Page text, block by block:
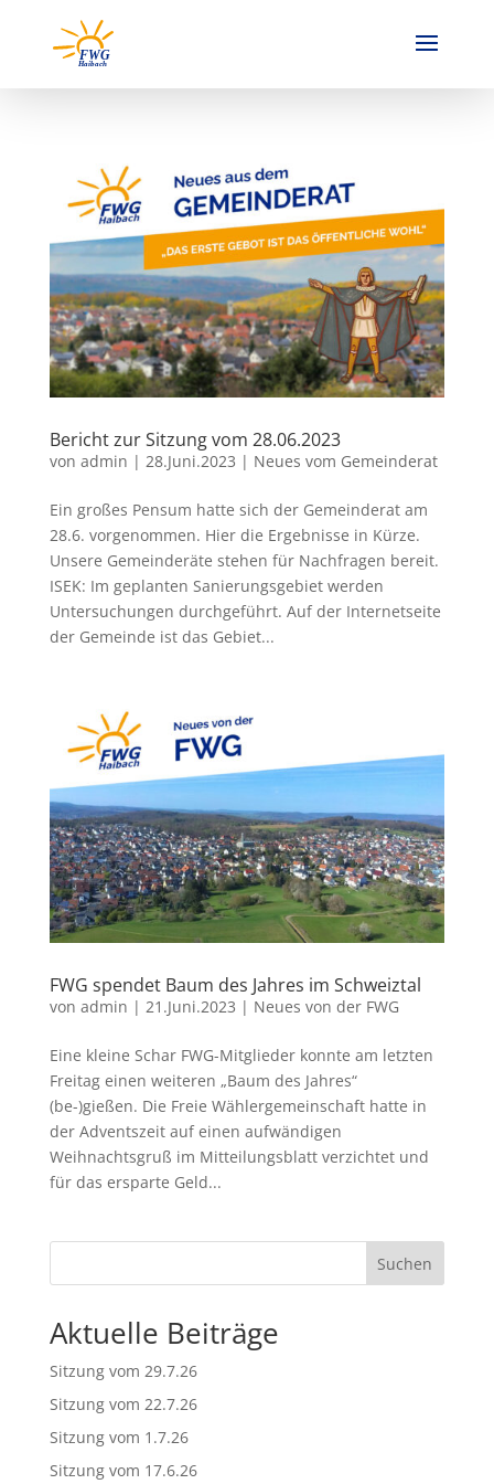
Bericht zur Sitzung vom 28.06.2023
von admin | 28.Juni.2023 | Neues vom Gemeinderat
Ein großes Pensum hatte sich der Gemeinderat am
28.6. vorgenommen. Hier die Ergebnisse in Kürze.
Unsere Gemeinderäte stehen für Nachfragen bereit.
ISEK: Im geplanten Sanierungsgebiet werden
Untersuchungen durchgeführt. Auf der Internetseite
der Gemeinde ist das Gebiet...
FWG spendet Baum des Jahres im Schweiztal
von admin | 21.Juni.2023 | Neues von der FWG
Eine kleine Schar FWG-Mitglieder konnte am letzten
Freitag einen weiteren „Baum des Jahres“
(be-)gießen. Die Freie Wählergemeinschaft hatte in
der Adventszeit auf einen aufwändigen
Weihnachtsgruß im Mitteilungsblatt verzichtet und
für das ersparte Geld...
Suchen
Aktuelle Beiträge
Sitzung vom 29.7.26
Sitzung vom 22.7.26
Sitzung vom 1.7.26
Sitzung vom 17.6.26